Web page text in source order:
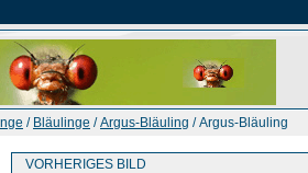
/ Bläulinge /Argus-Bläuling / Argus-Bläuling
VORHERIGES BILD